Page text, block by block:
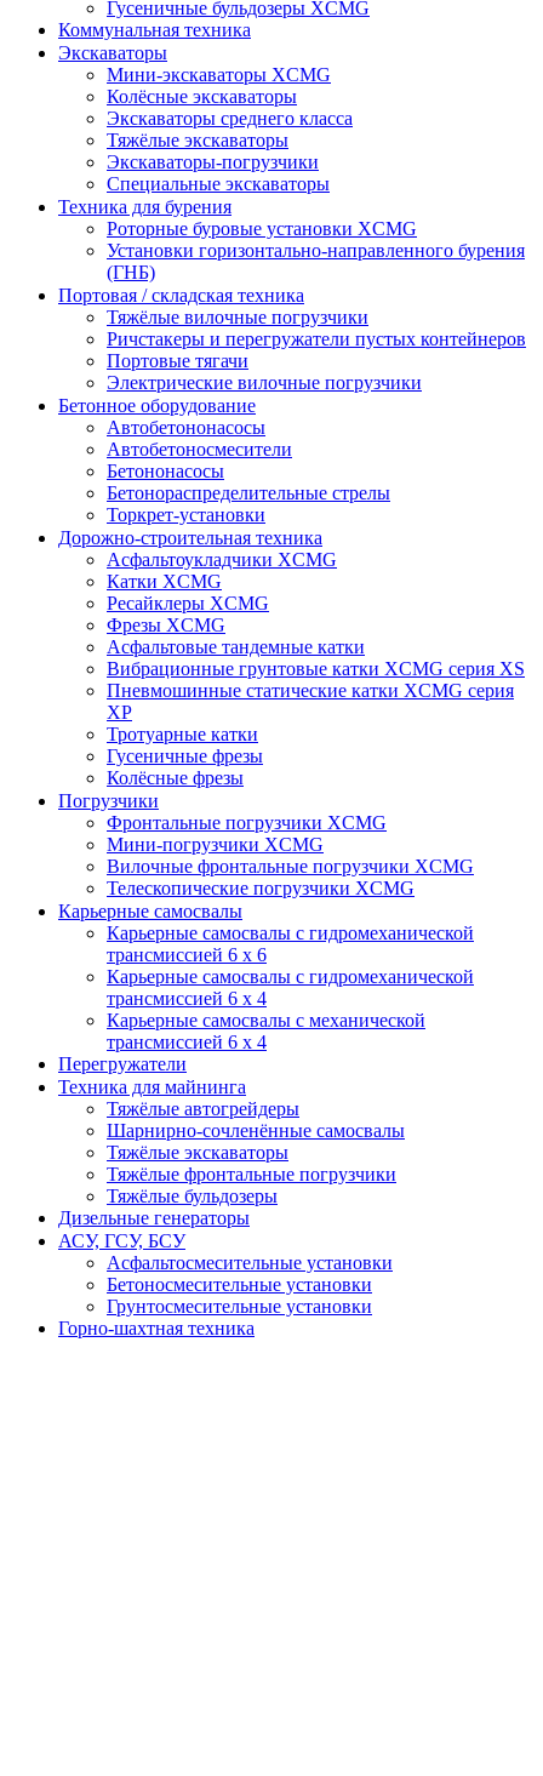
Гусеничные бульдозеры XCMG
Коммунальная техника
Экскаваторы
Мини-экскаваторы XCMG
Колёсные экскаваторы
Экскаваторы среднего класса
Тяжёлые экскаваторы
Экскаваторы-погрузчики
Специальные экскаваторы
Техника для бурения
Роторные буровые установки XCMG
Установки горизонтально-направленного бурения
(ГНБ)
Портовая / складская техника
Тяжёлые вилочные погрузчики
Ричстакеры и перегружатели пустых контейнеров
Портовые тягачи
Электрические вилочные погрузчики
Бетонное оборудование
Автобетононасосы
Автобетоносмесители
Бетононасосы
Бетонораспределительные стрелы
Торкрет-установки
Дорожно-строительная техника
Асфальтоукладчики XCMG
Катки XCMG
Ресайклеры XCMG
Фрезы XCMG
Асфальтовые тандемные катки
Вибрационные грунтовые катки XCMG серия XS
Пневмошинные статические катки XCMG серия
XP
Тротуарные катки
Гусеничные фрезы
Колёсные фрезы
Погрузчики
Фронтальные погрузчики XCMG
Мини-погрузчики XCMG
Вилочные фронтальные погрузчики XCMG
Телескопические погрузчики XCMG
Карьерные самосвалы
Карьерные самосвалы с гидромеханической
трансмиссией 6 х 6
Карьерные самосвалы с гидромеханической
трансмиссией 6 х 4
Карьерные самосвалы с механической
трансмиссией 6 х 4
Перегружатели
Техника для майнинга
Тяжёлые автогрейдеры
Шарнирно-сочленённые самосвалы
Тяжёлые экскаваторы
Тяжёлые фронтальные погрузчики
Тяжёлые бульдозеры
Дизельные генераторы
АСУ, ГСУ, БСУ
Асфальтосмесительные установки
Бетоносмесительные установки
Грунтосмесительные установки
Горно-шахтная техника